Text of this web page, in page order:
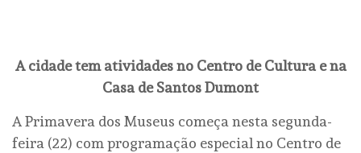
A cidade tem atividades no Centro de Cultura e na
Casa de Santos Dumont
A Primavera dos Museus começa nesta segunda-
feira (22) com programação especial no Centro de